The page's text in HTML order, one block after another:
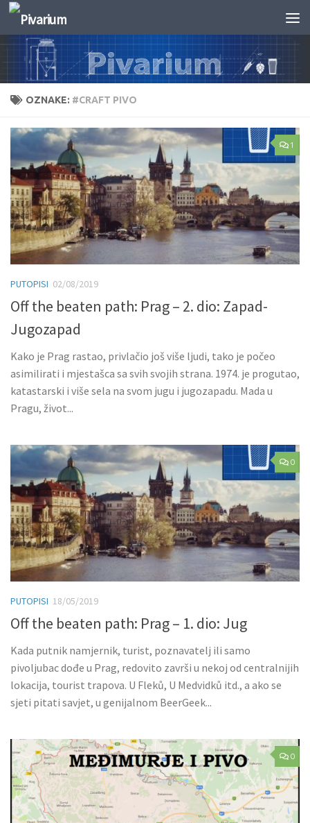
Skip to content
OZNAKE: #CRAFT PIVO
1
PUTOPISI 02/08/2019
Off the beaten path: Prag – 2. dio: Zapad-
Jugozapad
Kako je Prag rastao, privlačio još više ljudi, tako je počeo
asimilirati i mjestašca sa svih svojih strana. 1974. je progutao,
katastarski i više sela na svom jugu i jugozapadu. Mada u
Pragu, život...
0
PUTOPISI 18/05/2019
Off the beaten path: Prag – 1. dio: Jug
Kada putnik namjernik, turist, poznavatelj ili samo
pivoljubac dođe u Prag, redovito završi u nekoj od centralnijih
lokacija, tourist trapova. U Fleků, U Medvidků itd., a ako se
sjeti pitati savjet, u genijalnom BeerGeek...
0